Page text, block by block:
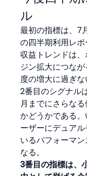
ル
最初の指標は、7
の四半期利用レ
収益トレンドは
ジン拡大につな
度の増大に過ぎな
2番目のシグナ
月までにさらな
かどうかである
ーザーにデュア
いるパフォーマ
なる。
3番目の指標は、